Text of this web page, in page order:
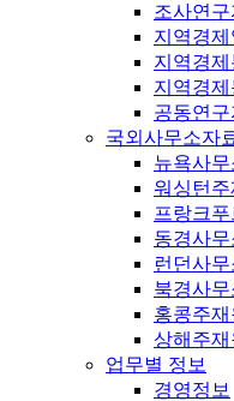
조사연구
지역경제
지역경제
지역경
공동연구
국외사무소자
뉴욕사무
워싱턴주
프랑크
동경사무
런던사무
북경사무
홍콩주재
상해주재
업무별 정보
경영정보